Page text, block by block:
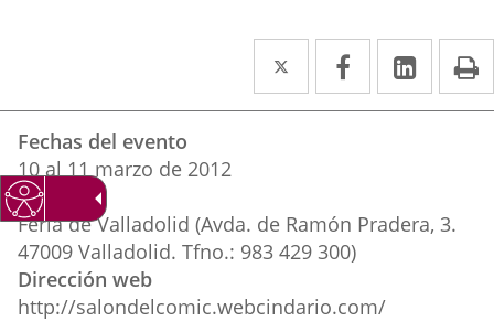
Twitter
Enlace
a
externa.
Facebook
Enlace
a
externa.
Enlace
a
del
evento
Fechas del evento
10al11 marzo de 2012
Lugar
Feria de Valladolid (Avda. de Ramón Pradera, 3.
47009 Valladolid. Tfno.: 983 429 300)
Dirección web
http://salondelcomic.webcindario.com/